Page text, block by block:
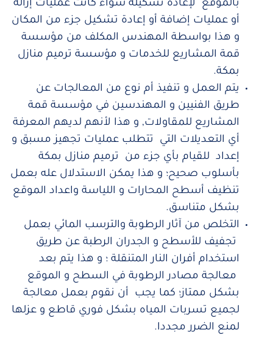
بالموقع لإعادة تشكيله سواء كانت عمليات إزالة
أو عمليات إضافة أو إعادة تشكيل جزء من المكان
و هذا بواسطة المهندس المكلف من مؤسسة
قمة المشاريع للخدمات و مؤسسة ترميم منازل
بمكة.
يتم العمل و تنفيذ أم نوع من المعالجات عن
طريق الفنيين و المهندسين في مؤسسة قمة
المشاريع للمقاولات, و هذا لأنهم لديهم المعرفة
أي التعديلات التي تتطلب عمليات تجهيز مسبق و
إعداد للقيام بأي جزء من ترميم منازل بمكة
بأسلوب صحيح؛ و هذا يمكن الاستدلال عله بعمل
تنظيف أسطح المحارات و اللياسة واعداد الموقع
بشكل متناسق.
التخلص من آثار الرطوبة والترسب المائي بعمل
تجفيف للأسطح و الجدران الرطبة عن طريق
استخدام أفران النار المتنقلة ؛ و هذا يتم بعد
معالجة مصادر الرطوبة في السطح و الموقع
بشكل ممتاز؛ كما يجب أن نقوم بعمل معالجة
لجميع تسربات المياه بشكل فوري قاطع و عزلها
لمنع الضرر مجددا.